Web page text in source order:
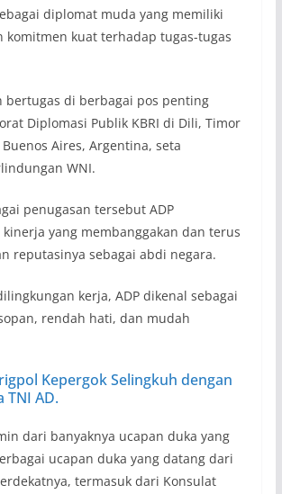
diplomat muda yang memiliki
komitmen kuat terhadap tugas-tugas
bertugas di berbagai pos penting
Diplomasi Publik KBRI di Dili, Timor
Buenos Aires, Argentina, seta
WNI.
penugasan tersebut ADP
yang membanggakan dan terus
reputasinya sebagai abdi negara.
kerja, ADP dikenal sebagai
rendah hati, dan mudah
Kepergok Selingkuh dengan
TNI AD.
dari banyaknya ucapan duka yang
ucapan duka yang datang dari
termasuk dari Konsulat